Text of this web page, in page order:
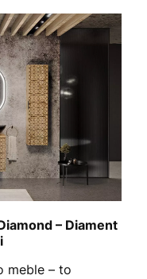
– Diament
meble – to